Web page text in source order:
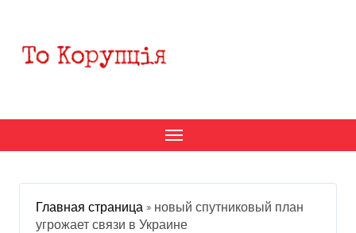
содержанию
Главная страница » новый спутниковый план
угрожает связи в Украине